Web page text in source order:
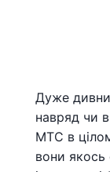
Дуже
навряд чи в
МТС в
вони